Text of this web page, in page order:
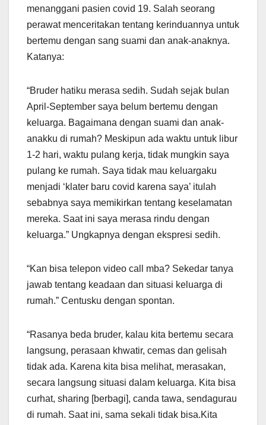
menanggani pasien covid 19. Salah seorang
perawat menceritakan tentang kerinduannya untuk
bertemu dengan sang suami dan anak-anaknya.
Katanya:
“Bruder hatiku merasa sedih. Sudah sejak bulan
April-September saya belum bertemu dengan
keluarga. Bagaimana dengan suami dan anak-
anakku di rumah? Meskipun ada waktu untuk libur
1-2 hari, waktu pulang kerja, tidak mungkin saya
pulang ke rumah. Saya tidak mau keluargaku
menjadi ‘klater baru covid karena saya’ itulah
sebabnya saya memikirkan tentang keselamatan
mereka. Saat ini saya merasa rindu dengan
keluarga.” Ungkapnya dengan ekspresi sedih.
“Kan bisa telepon video call mba? Sekedar tanya
jawab tentang keadaan dan situasi keluarga di
rumah.” Centusku dengan spontan.
“Rasanya beda bruder, kalau kita bertemu secara
langsung, perasaan khwatir, cemas dan gelisah
tidak ada. Karena kita bisa melihat, merasakan,
secara langsung situasi dalam keluarga. Kita bisa
curhat, sharing [berbagi], canda tawa, sendagurau
di rumah. Saat ini, sama sekali tidak bisa.Kita